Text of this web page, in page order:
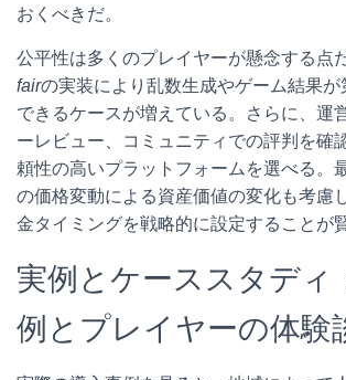
おくべきだ。
公平性は多くのプレイヤーが懸念する点
fairの実装により乱数生成やゲーム結果が
できるケースが増えている。さらに、運
ーレビュー、コミュニティでの評判を確
頼性の高いプラットフォームを選べる。
の価格変動による資産価値の変化も考慮
金タイミングを戦略的に設定することが
実例とケーススタディ
例とプレイヤーの体験